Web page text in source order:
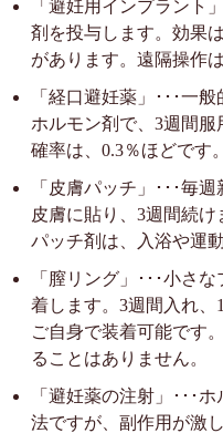
「避妊用インプラント
剤を投与します。効果
があります。遠隔操作
「経口避妊薬」･･･一
ホルモン剤で、3週間
確率は、0.3％ほどです。
「皮膚パッチ」･･･毎
皮膚に貼り、3週間続け
パッチ剤は、入浴や運
「膣リング」･･･小さ
着します。3週間入れ、
ご自身で装着可能です
ることはありません。
「避妊薬の注射」･･･
法ですが、副作用が激